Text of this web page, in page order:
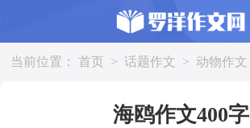
当前位置： 首页 > 话题作文 > 动物作文
海鸥作文400字